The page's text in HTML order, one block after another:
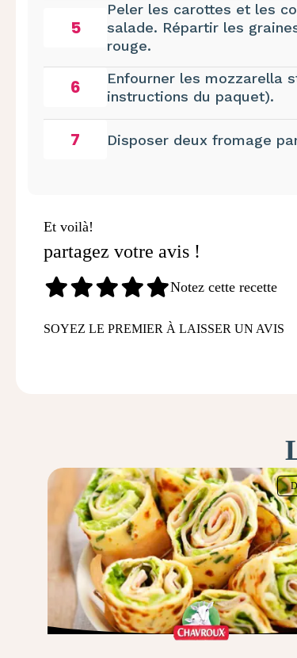
5
Peler les carottes et les
salade. Répartir les
rouge.
6
Enfourner les mozzarella
instructions du paquet).
7 Disposer deux fromage
Et voilà!
partagez votre avis !
Notez cette recette
SOYEZ LE PREMIER À LAISSER UN AVIS